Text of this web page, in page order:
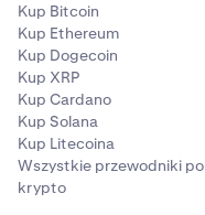
Kup Bitcoin
Kup Ethereum
Kup Dogecoin
Kup XRP
Kup Cardano
Kup Solana
Kup Litecoina
Wszystkie przewodniki po
krypto